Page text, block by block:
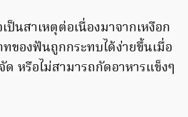
ป็นสาเหตุต่อเนื่องมาจากเหงือก
ของฟันถูกกระทบได้ง่ายขึ้นเมื่อ
ด หรือไม่สามารถกัดอาหารแข็งๆ